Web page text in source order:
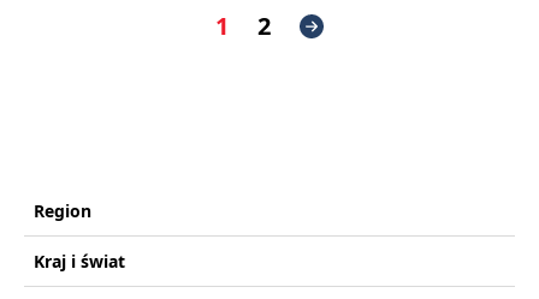
1 2
Region
Kraj i świat